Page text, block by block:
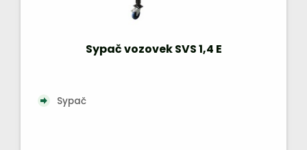
Sypač vozovek SVS 1,4 E
Sypač